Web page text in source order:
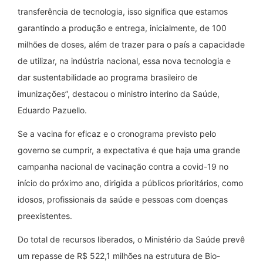
transferência de tecnologia, isso significa que estamos
garantindo a produção e entrega, inicialmente, de 100
milhões de doses, além de trazer para o país a capacidade
de utilizar, na indústria nacional, essa nova tecnologia e
dar sustentabilidade ao programa brasileiro de
imunizações”, destacou o ministro interino da Saúde,
Eduardo Pazuello.
Se a vacina for eficaz e o cronograma previsto pelo
governo se cumprir, a expectativa é que haja uma grande
campanha nacional de vacinação contra a covid-19 no
início do próximo ano, dirigida a públicos prioritários, como
idosos, profissionais da saúde e pessoas com doenças
preexistentes.
Do total de recursos liberados, o Ministério da Saúde prevê
um repasse de R$ 522,1 milhões na estrutura de Bio-